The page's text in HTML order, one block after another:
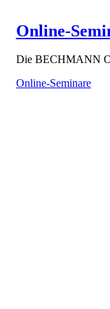
Online-
Die BECHMANN
Online-Seminare